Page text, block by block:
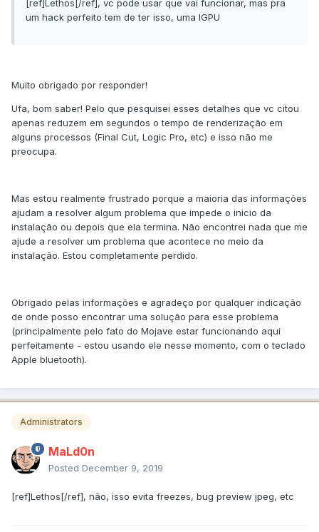
[ref]Lethos[/ref], vc pode usar que vai funcionar, mas pra
um hack perfeito tem de ter isso, uma IGPU
Muito obrigado por responder!
Ufa, bom saber! Pelo que pesquisei esses detalhes que vc citou
apenas reduzem em segundos o tempo de renderização em
alguns processos (Final Cut, Logic Pro, etc) e isso não me
preocupa.
Mas estou realmente frustrado porque a maioria das informações
ajudam a resolver algum problema que impede o inicio da
instalação ou depois que ela termina. Não encontrei nada que me
ajude a resolver um problema que acontece no meio da
instalação. Estou completamente perdido.
Obrigado pelas informações e agradeço por qualquer indicação
de onde posso encontrar uma solução para esse problema
(principalmente pelo fato do Mojave estar funcionando aqui
perfeitamente - estou usando ele nesse momento, com o teclado
Apple bluetooth).
Administrators
MaLd0n
Posted December 9, 2019
[ref]Lethos[/ref], não, isso evita freezes, bug preview jpeg, etc